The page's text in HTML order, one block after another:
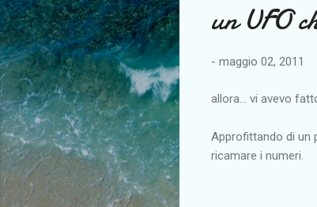
un UFO
- maggio 02, 2011
allora… vi avevo
Approfittando di un
ricamare i numeri.